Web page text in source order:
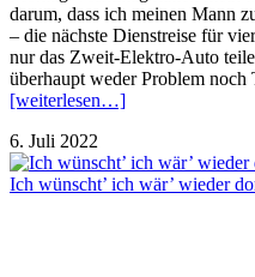
darum, dass ich meinen Mann
– die nächste Dienstreise für
nur das Zweit-Elektro-Auto
überhaupt weder Problem noch
[weiterlesen…]
6. Juli 2022
Ich wünscht’ ich wär’ wieder